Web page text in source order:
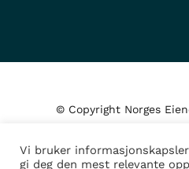
© Copyright Norges
Personvern
Vi bruker
gi deg den mest relevante